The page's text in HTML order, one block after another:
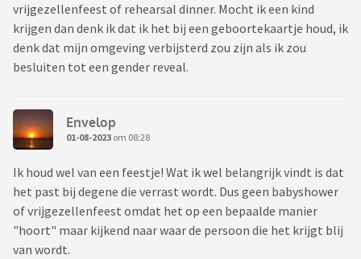
vrijgezellenfeest of rehearsal dinner. Mocht ik een kind
krijgen dan denk ik dat ik het bij een geboortekaartje houd, ik
denk dat mijn omgeving verbijsterd zou zijn als ik zou
besluiten tot een gender reveal.
Envelop
01-08-2023 om 08:28
Ik houd wel van een feestje! Wat ik wel belangrijk vindt is dat
het past bij degene die verrast wordt. Dus geen babyshower
of vrijgezellenfeest omdat het op een bepaalde manier
"hoort" maar kijkend naar waar de persoon die het krijgt blij
van wordt.